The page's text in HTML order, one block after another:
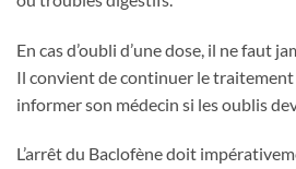
En cas d’oubli d’une dose, il ne faut
Il convient de continuer le traitement
informer son médecin si les oublis
L’arrêt du Baclofène doit